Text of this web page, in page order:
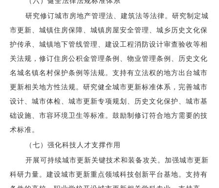
研究修订城市房地产管理法、建筑法等法律。研究制定城
市更新、城镇住房保障、城镇房屋安全管理、城乡历史文化保
护传承、城镇地下管线管理、建设工程消防设计审查验收等相
关法规，修订住房公积金管理条例、物业管理条例、历史文化
名城名镇名村保护条例等法规。支持有立法权的地方出台城市
更新相关地方性法规。研究健全城市更新标准体系，完善城市
设计、城市体检、城市更新专项规划、历史文化保护、城市基
础设施、市容环境卫生等标准。鼓励制修订符合地方需要的技
术标准。
（七）强化科技人才支撑作用
开展可持续城市更新关键技术和装备攻关。加强城市更新
科研力量。建设城市更新重点领域科技创新平台基地。支持有